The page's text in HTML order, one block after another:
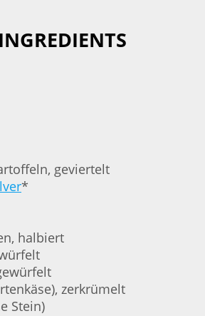
geviertelt
*
halbiert
zerkrümelt
Stein)